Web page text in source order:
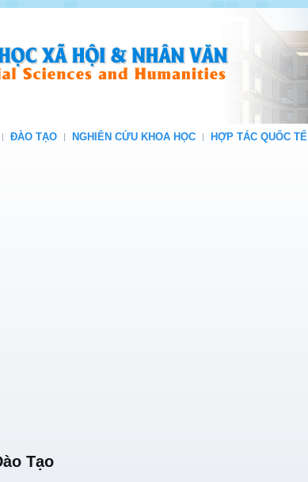
ĐÀO TẠO NGHIÊN CỨU KHOA HỌC HỢP TÁC QUỐC TẾ
Tạo